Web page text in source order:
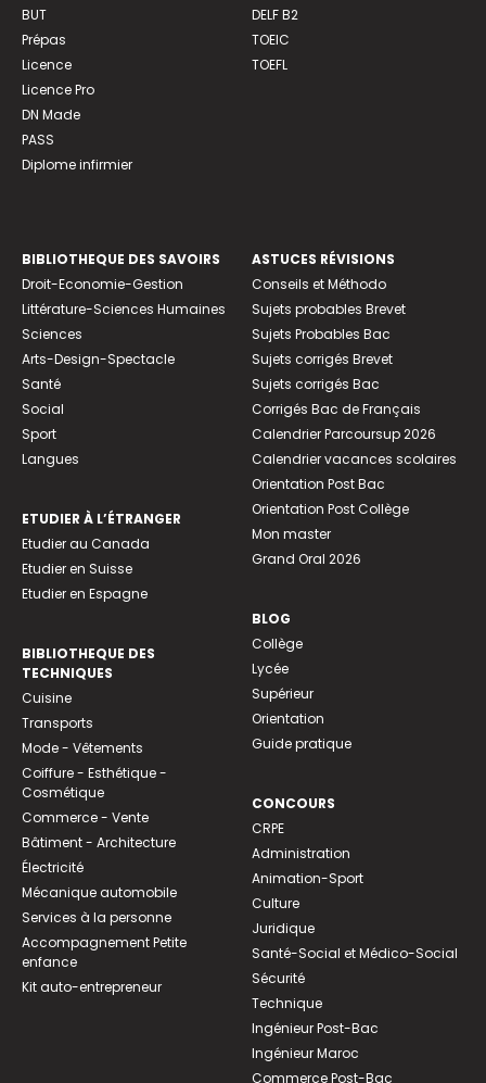
BUT
Prépas
Licence
Licence Pro
DN Made
PASS
Diplome infirmier
DELF B2
TOEIC
TOEFL
BIBLIOTHEQUE DES SAVOIRS
Droit-Economie-Gestion
Littérature-Sciences Humaines
Sciences
Arts-Design-Spectacle
Santé
Social
Sport
Langues
ETUDIER À L’ÉTRANGER
Etudier au Canada
Etudier en Suisse
Etudier en Espagne
BIBLIOTHEQUE DES
TECHNIQUES
Cuisine
Transports
Mode - Vêtements
Coiffure - Esthétique -
Cosmétique
Commerce - Vente
Bâtiment - Architecture
Électricité
Mécanique automobile
Services à la personne
Accompagnement Petite
enfance
Kit auto-entrepreneur
ASTUCES RÉVISIONS
Conseils et Méthodo
Sujets probables Brevet
Sujets Probables Bac
Sujets corrigés Brevet
Sujets corrigés Bac
Corrigés Bac de Français
Calendrier Parcoursup 2026
Calendrier vacances scolaires
Orientation Post Bac
Orientation Post Collège
Mon master
Grand Oral 2026
BLOG
Collège
Lycée
Supérieur
Orientation
Guide pratique
CONCOURS
CRPE
Administration
Animation-Sport
Culture
Juridique
Santé-Social et Médico-Social
Sécurité
Technique
Ingénieur Post-Bac
Ingénieur Maroc
Commerce Post-Bac